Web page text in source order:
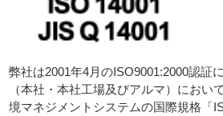
弊社は2001年4月のISO9001:2000認証
（本社・本社工場及びアルマ）におい
境マネジメントシステムの国際規格「